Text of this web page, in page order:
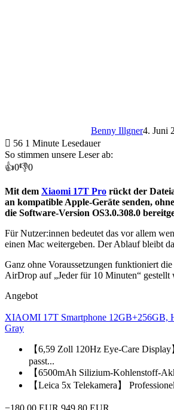
Benny Illgner4. Juni
56 1 Minute Lesedauer
So stimmen unsere Leser ab:
👍0👎0
Mit dem Xiaomi 17T Pro rückt der
an kompatible Apple-Geräte senden,
die Software-Version OS3.0.308.0
Für Nutzer:innen bedeutet das vor allem
einen Mac weitergeben. Der Ablauf bleibt
Ganz ohne Voraussetzungen funktioniert
AirDrop auf „Jeder für 10 Minuten“ gestellt
Angebot
XIAOMI 17T Smartphone 12GB+256GB,
Gray
【6,59 Zoll 120Hz Eye-Care
passt...
【6500mAh Silizium-Kohlenstoff-
【Leica 5x Telekamera】
−180,00 EUR 949,80 EUR